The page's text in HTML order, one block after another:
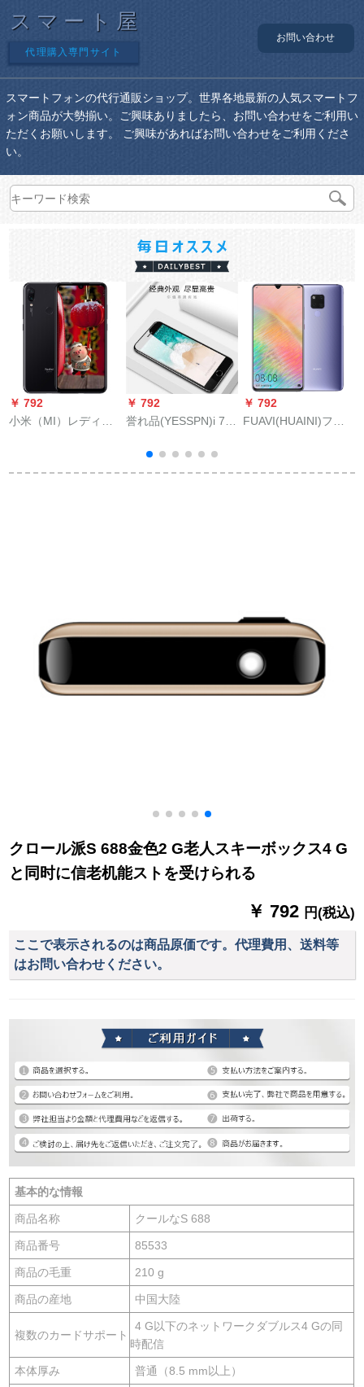
スマート屋
代理購入専門サイト
お問い合わせ
スマートフォンの代行通販ショップ。世界各地最新の人気スマートフ
ォン商品が大勢揃い。ご興味ありましたら、お問い合わせをご利用い
ただくお願いします。 ご興味があればお問い合わせをご利用くださ
い。
￥ 792
小米（MI）レディ米
バイト
￥ 792
誉れ品(YESSPN)i 7 s
同时に手纸大画面学
生老人マシーン老年
￥ 792
FUAVI(HUAINI)フル
イト
クロール派S 688金色2 G老人スキーボックス4 G
と同时に信老机能ストを受けられる
￥ 792 円(税込)
ここで表示されるのは商品原価です。代理費用、送料等
はお問い合わせください。
基本的な情報
商品名称 クールなS 688
商品番号 85533
商品の毛重 210 g
商品の産地 中国大陸
複数のカードサポート
4 G以下のネットワークダブルス4 Gの同
時配信
本体厚み 普通（8.5 mm以上）